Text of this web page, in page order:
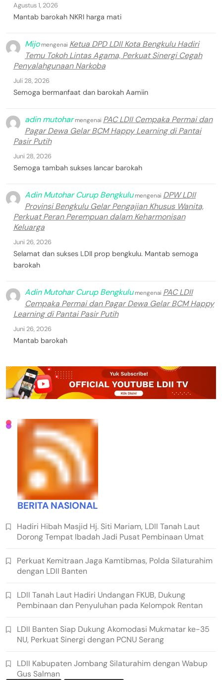
Agustus 1, 2026
Mantab barokah NKRI harga mati
Mijomengenai Ketua DPD LDII Kota Bengkulu Hadiri
Temu Tokoh Lintas Agama, Perkuat Sinergi Cegah
Penyalahgunaan Narkoba
Juli 28, 2026
Semoga bermanfaat dan barokah Aamiin
adin mutoharmengenai PAC LDII Cempaka Permai dan
Pagar Dewa Gelar BCM Happy Learning di Pantai
Pasir Putih
Juni 28, 2026
Semoga tambah sukses lancar barokah
Adin Mutohar Curup Bengkulumengenai DPW LDII
Provinsi Bengkulu Gelar Pengajian Khusus Wanita,
Perkuat Peran Perempuan dalam Keharmonisan
Keluarga
Juni 26, 2026
Selamat dan sukses LDII prop bengkulu. Mantab semoga
barokah
Adin Mutohar Curup Bengkulumengenai PAC LDII
Cempaka Permai dan Pagar Dewa Gelar BCM Happy
Learning di Pantai Pasir Putih
Juni 26, 2026
Mantab barokah
BERITA NASIONAL
Hadiri Hibah Masjid Hj. Siti Mariam, LDII Tanah Laut
Dorong Tempat Ibadah Jadi Pusat Pembinaan Umat
Perkuat Kemitraan Jaga Kamtibmas, Polda Silaturahim
dengan LDII Banten
LDII Tanah Laut Hadiri Undangan FKUB, Dukung
Pembinaan dan Penyuluhan pada Kelompok Rentan
LDII Banten Siap Dukung Akomodasi Mukmatar ke-35
NU, Perkuat Sinergi dengan PCNU Serang
LDII Kabupaten Jombang Silaturahim dengan Wabup
Gus Salman